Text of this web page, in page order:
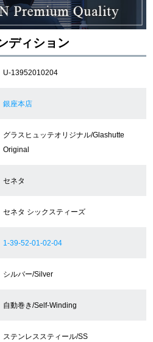
クオリティについて
ディション
U-13952010204
銀座本店
グラスヒュッテオリジナル/Glashutte
Original
セネタ
セネタ シックスティーズ
1-39-52-01-02-04
シルバー/Silver
自動巻き/Self-Winding
ステンレススティール/SS